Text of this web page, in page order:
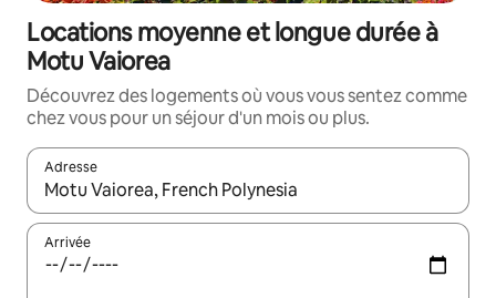
Locations moyenne et longue durée à
Motu Vaiorea
Découvrez des logements où vous vous sentez comme
chez vous pour un séjour d'un mois ou plus.
Adresse
Lorsque les résultats s'affichent, utilisez les flèches vers le
Arrivée